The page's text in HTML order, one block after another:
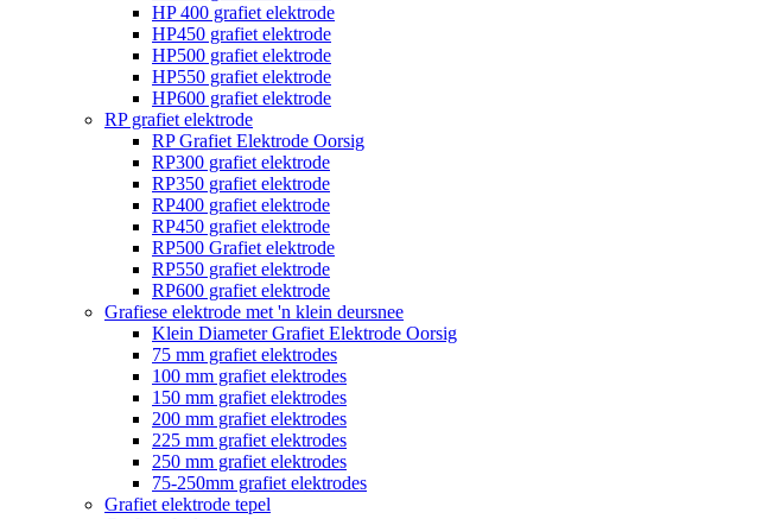
HP 400 grafiet elektrode
HP450 grafiet elektrode
HP500 grafiet elektrode
HP550 grafiet elektrode
HP600 grafiet elektrode
RP grafiet elektrode
RP Grafiet Elektrode Oorsig
RP300 grafiet elektrode
RP350 grafiet elektrode
RP400 grafiet elektrode
RP450 grafiet elektrode
RP500 Grafiet elektrode
RP550 grafiet elektrode
RP600 grafiet elektrode
Grafiese elektrode met 'n klein deursnee
Klein Diameter Grafiet Elektrode Oorsig
75 mm grafiet elektrodes
100 mm grafiet elektrodes
150 mm grafiet elektrodes
200 mm grafiet elektrodes
225 mm grafiet elektrodes
250 mm grafiet elektrodes
75-250mm grafiet elektrodes
Grafiet elektrode tepel